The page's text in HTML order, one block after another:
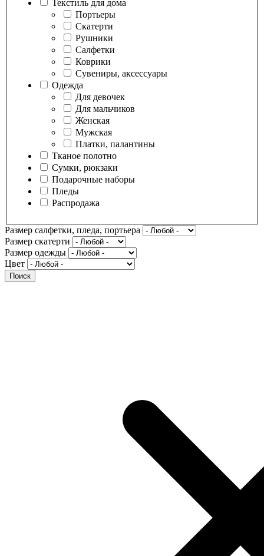
Текстиль для дома
Портьеры
Скатерти
Рушники
Салфетки
Коврики
Сувениры, аксессуары
Одежда
Для девочек
Для мальчиков
Женская
Мужская
Платки, палантины
Тканое полотно
Сумки, рюкзаки
Подарочные наборы
Пледы
Распродажа
Размер салфетки, пледа, портьера
Размер скатерти
Размер одежды
Цвет
Поиск